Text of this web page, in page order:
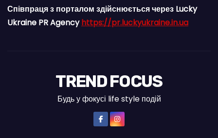
Співпраця з порталом здійснюється через Lucky
Ukraine PR Agencyhttps://pr.luckyukraine.in.ua
TREND FOCUS
Будь у фокусі life style подій